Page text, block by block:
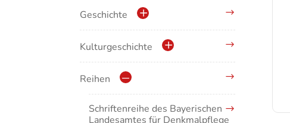
Kunstführer B
Kunstführer CD
Kunstführer E
Kunstführer F
Geschichte
Geschichte der Stadt Waldshut
Kulturgeschichte
Krippen
Musikgeschichte
Reihen
Schriftenreihe des Bayerischen
Landesamtes für Denkmalpflege